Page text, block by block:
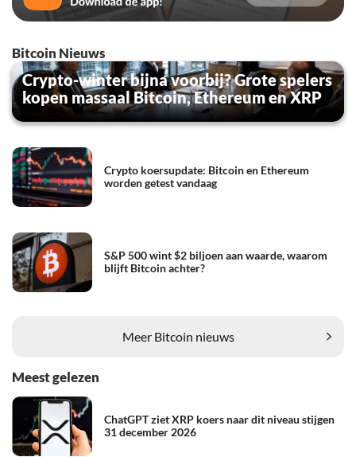
Bitcoin Nieuws
Crypto-winter bijna voorbij? Grote spelers
kopen massaal Bitcoin, Ethereum en XRP
Crypto koersupdate: Bitcoin en Ethereum
worden getest vandaag
S&P 500 wint $2 biljoen aan waarde, waarom
blijft Bitcoin achter?
Meer Bitcoin nieuws
Meest gelezen
ChatGPT ziet XRP koers naar dit niveau stijgen
31 december 2026